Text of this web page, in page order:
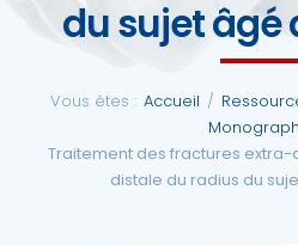
du sujet âgé
Vous êtes : Accueil /
Traitement des fractures extra-
distale du radius du
Actualités
Formations